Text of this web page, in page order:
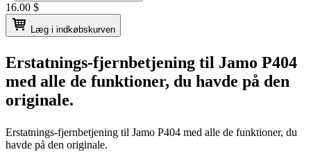
16.00 $
Læg i indkøbskurven
Erstatnings-fjernbetjening til Jamo P404
med alle de funktioner, du havde på den
originale.
Erstatnings-fjernbetjening til Jamo P404 med alle de funktioner, du
havde på den originale.